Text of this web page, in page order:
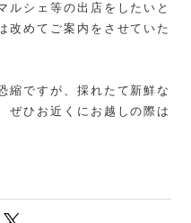
ルシェ等の出店をしたいと
改めてご案内をさせていた
縮ですが、採れたて新鮮な
ぜひお近くにお越しの際は